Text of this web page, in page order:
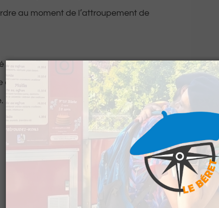
au moment de l’attroupement de
déféré vendredi et a été jugé sur
et a écopé de 4 mois de